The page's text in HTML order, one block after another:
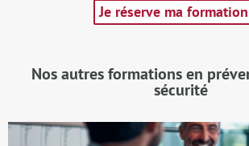
Je réserve ma formation
Nos autres formations en
sécurité